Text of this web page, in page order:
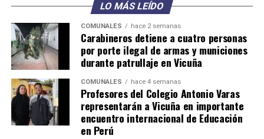
LO MÁS LEÍDO
COMUNALES hace 2 semanas
Carabineros detiene a cuatro personas
por porte ilegal de armas y municiones
durante patrullaje en Vicuña
COMUNALES hace 4 semanas
Profesores del Colegio Antonio Varas
representarán a Vicuña en importante
encuentro internacional de Educación
en Perú